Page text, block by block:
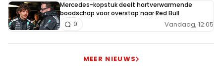
Mercedes-kopstuk deelt hartverwarmende
boodschap voor overstap naar Red Bull
Vandaag, 12:05
0
MEER NIEUWS